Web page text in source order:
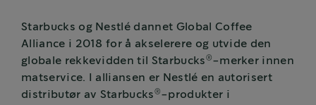
Starbucks og Nestlé dannet Global Coffee
Alliance i 2018 for å akselerere og utvide den
globale rekkevidden til Starbucks ® -merker innen
matservice. I alliansen er Nestlé en autorisert
distributør av Starbucks ® -produkter i